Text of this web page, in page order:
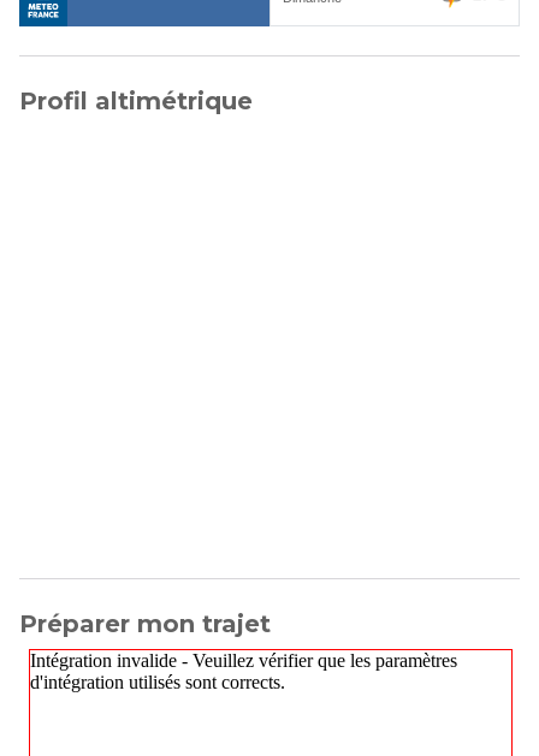
Profil altimétrique
Préparer mon trajet